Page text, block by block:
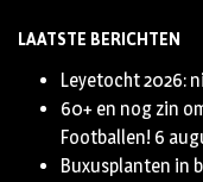
LAATSTE BERICHTEN
Leyetocht 2026:
60+ en nog zin
Footballen! 6
Buxusplanten in